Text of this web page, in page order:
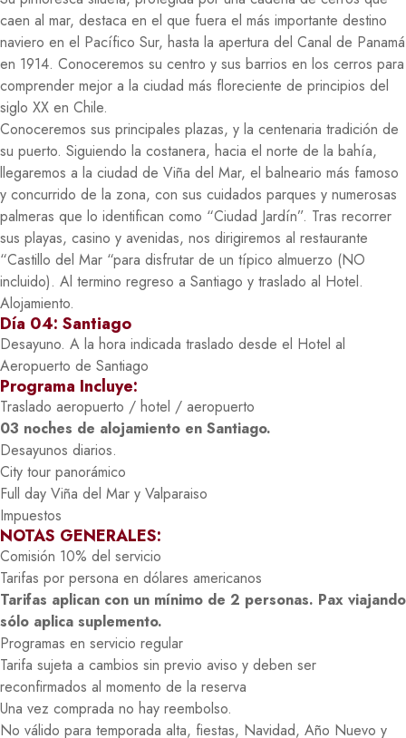
caen al mar, destaca en el que fuera el más importante destino
naviero en el Pacífico Sur, hasta la apertura del Canal de Panamá
en 1914. Conoceremos su centro y sus barrios en los cerros para
comprender mejor a la ciudad más floreciente de principios del
siglo XX en Chile.
Conoceremos sus principales plazas, y la centenaria tradición de
su puerto. Siguiendo la costanera, hacia el norte de la bahía,
llegaremos a la ciudad de Viña del Mar, el balneario más famoso
y concurrido de la zona, con sus cuidados parques y numerosas
palmeras que lo identifican como “Ciudad Jardín”. Tras recorrer
sus playas, casino y avenidas, nos dirigiremos al restaurante
“Castillo del Mar “para disfrutar de un típico almuerzo (NO
incluido). Al termino regreso a Santiago y traslado al Hotel.
Alojamiento.
Día 04: Santiago
Desayuno. A la hora indicada traslado desde el Hotel al
Aeropuerto de Santiago
Programa Incluye:
Traslado aeropuerto / hotel / aeropuerto
03 noches de alojamiento en Santiago.
Desayunos diarios.
City tour panorámico
Full day Viña del Mar y Valparaiso
Impuestos
NOTAS GENERALES:
Comisión 10% del servicio
Tarifas por persona en dólares americanos
Tarifas aplican con un mínimo de 2 personas. Pax viajando
sólo aplica suplemento.
Programas en servicio regular
Tarifa sujeta a cambios sin previo aviso y deben ser
reconfirmados al momento de la reserva
Una vez comprada no hay reembolso.
No válido para temporada alta, fiestas, Navidad, Año Nuevo y